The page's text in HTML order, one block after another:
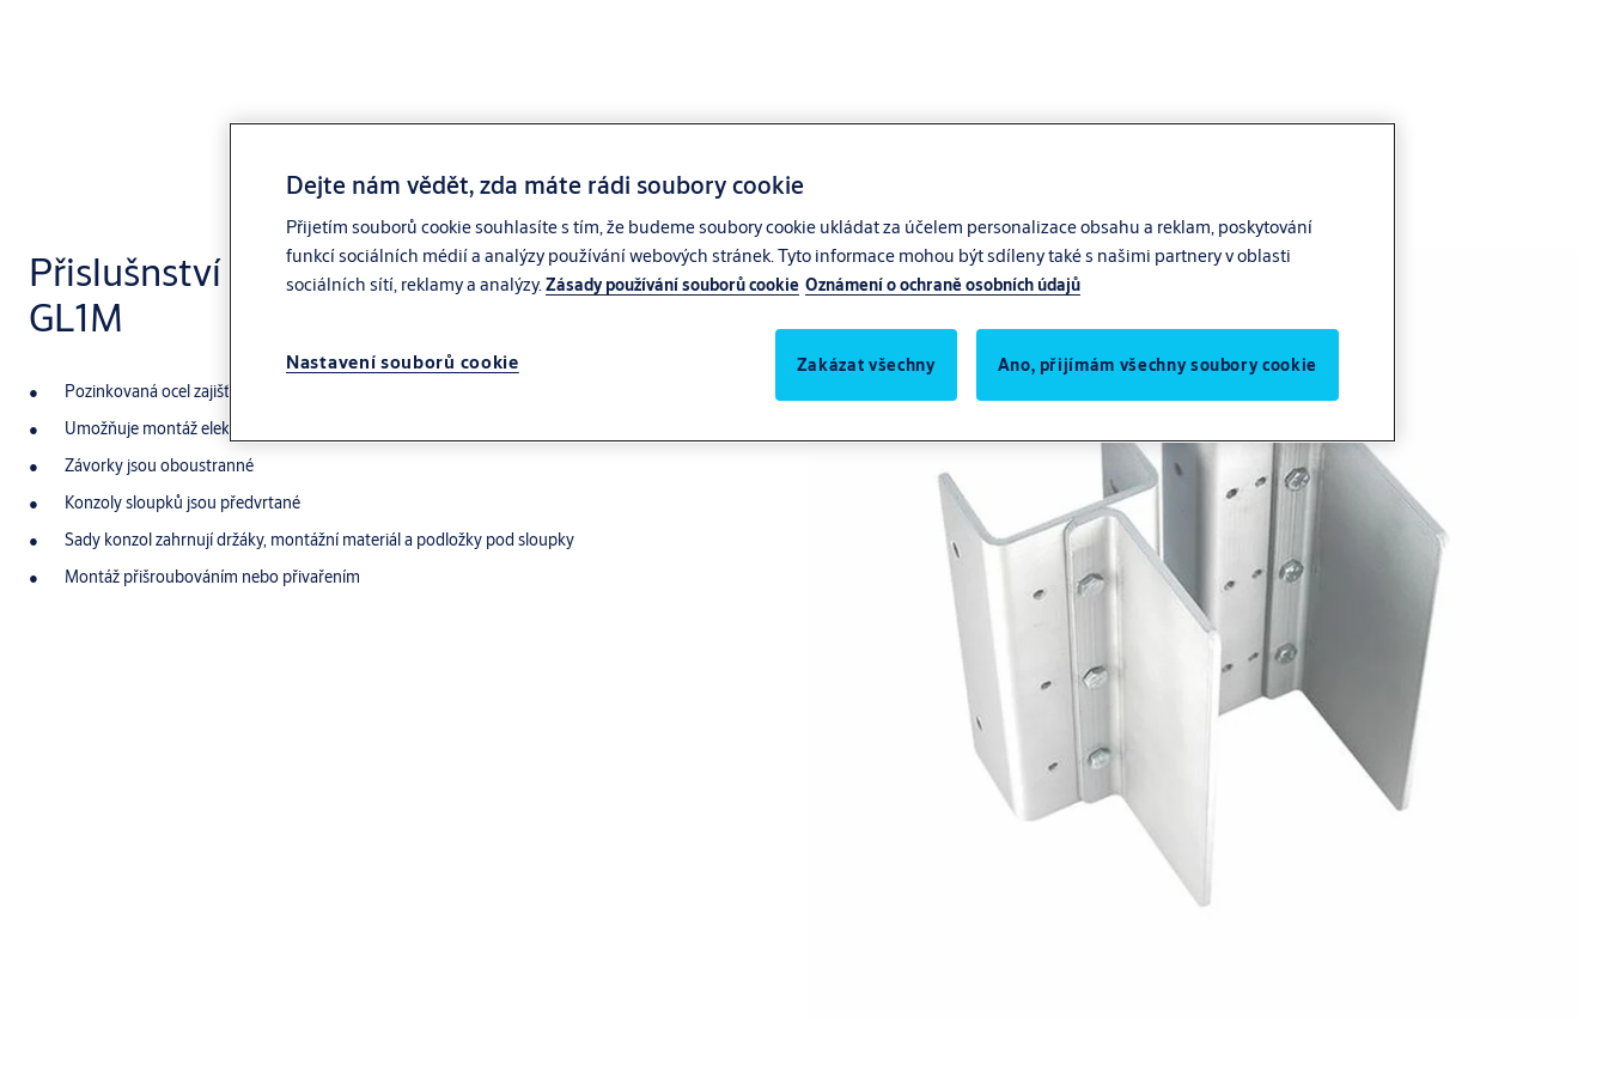
Přislušnství venkovní vratový zámek
GL1M
Pozinkovaná ocel zajišťuje odolnost a dlouhou životnost
Umožňuje montáž elektroniky na sloupky plotu nebo brány
Závorky jsou oboustranné
Konzoly sloupků jsou předvrtané
Sady konzol zahrnují držáky, montážní materiál a podložky pod sloupky
Montáž přišroubováním nebo přivařením
Dejte nám vědět, zda máte rádi soubory cookie
Přijetím souborů cookie souhlasíte s tím, že budeme soubory cookie ukládat za účelem personalizace obsahu a reklam, poskytování
funkcí sociálních médií a analýzy používání webových stránek. Tyto informace mohou být sdíleny také s našimi partnery v oblasti
sociálních sítí, reklamy a analýzy.Zásady používání souborů cookie Oznámení o ochraně osobních údajů
Nastavení souborů cookie Zakázat všechny Ano, přijímám všechny soubory cookie